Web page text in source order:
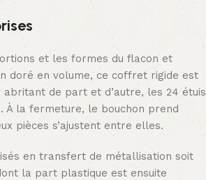
et les formes du flacon et
doré en volume, ce coffret rigide est
abritant de part et d’autre, les 24 étuis
À la fermeture, le bouchon prend
pièces s’ajustent entre elles.
en transfert de métallisation soit
la part plastique est ensuite